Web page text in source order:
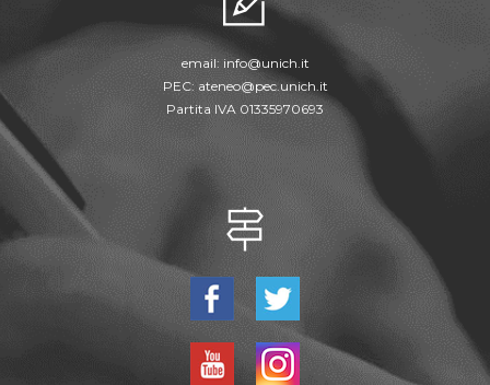
email: info@unich.it
PEC: ateneo@pec.unich.it
Partita IVA 01335970693